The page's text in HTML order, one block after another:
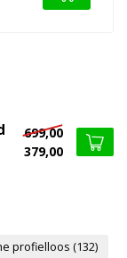
699,00
379,00
profielloos (132)